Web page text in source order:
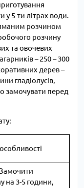
у 5-ти літрах води.
розчином
розчину
та овочевих
– 250 – 300
дерев –
гладіолусів,
замочувати перед
на 3-5 години,